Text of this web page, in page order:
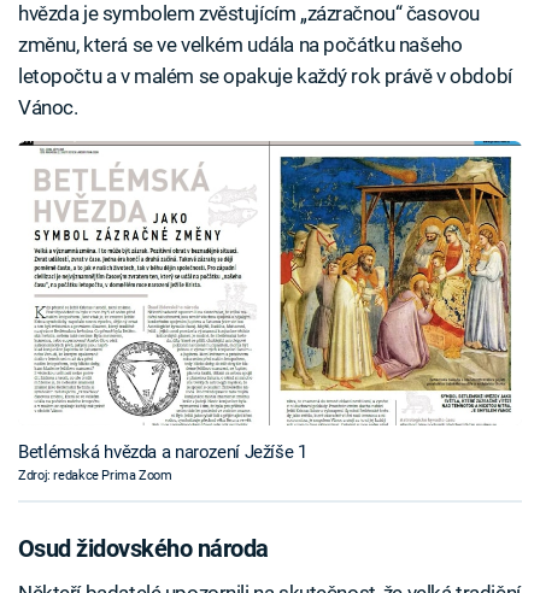
hvězda je symbolem zvěstujícím „zázračnou“ časovou
změnu, která se ve velkém udála na počátku našeho
letopočtu a v malém se opakuje každý rok právě v období
Vánoc.
Betlémská hvězda a narození Ježíše 1
Zdroj: redakce Prima Zoom
Osud židovského národa